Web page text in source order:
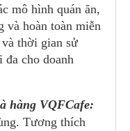
mô hình quán ăn,
và hoàn toàn miễn
thời gian sử
cho doanh
hàng VQFCafe:
Tương thích